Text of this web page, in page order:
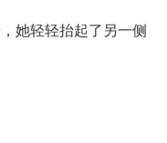
她轻轻抬起了另一侧